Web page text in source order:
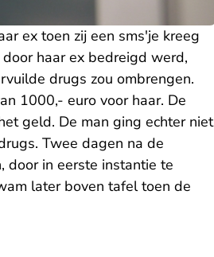
ex toen zij een sms'je kreeg
haar ex bedreigd werd,
drugs zou ombrengen.
1000,- euro voor haar. De
geld. De man ging echter niet
Twee dagen na de
door in eerste instantie te
later boven tafel toen de